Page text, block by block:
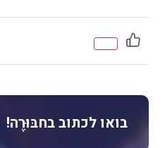
בואו לכתוב בחבּוּרֶה!